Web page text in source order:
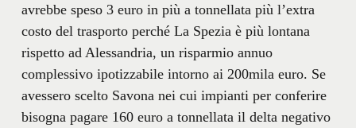
avrebbe speso 3 euro in più a tonnellata più l’extra
costo del trasporto perché La Spezia è più lontana
rispetto ad Alessandria, un risparmio annuo
complessivo ipotizzabile intorno ai 200mila euro. Se
avessero scelto Savona nei cui impianti per conferire
bisogna pagare 160 euro a tonnellata il delta negativo